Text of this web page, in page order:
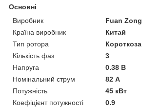
Основні
Виробник
Fuan
Країна виробник
Китай
Тип ротора
Кількість фаз
3
Напруга
0.38 В
Номінальний струм
82 А
Потужність
45 кВт
Коефіцієнт потужності
0.9